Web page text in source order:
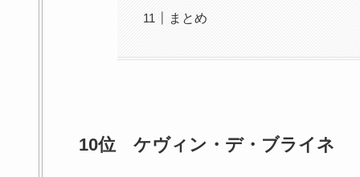
まとめ
10位 ケヴィン・デ・ブライネ